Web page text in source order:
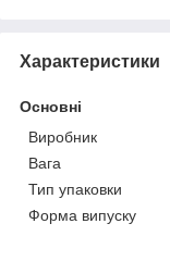
Характеристики
Основні
Виробник
Вага
Тип упаковки
Форма випуску